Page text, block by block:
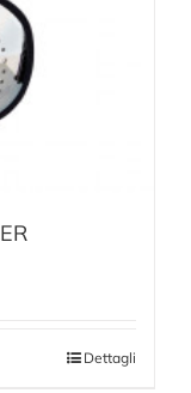
Dettagli